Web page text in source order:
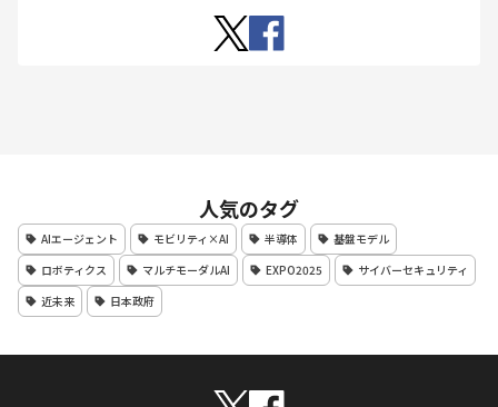
人気のタグ
AIエージェント モビリティ×AI 半導体
基盤モデル
ロボティクス
マルチモーダルAI EXPO2025
サイバーセキュリティ
近未来
日本政府